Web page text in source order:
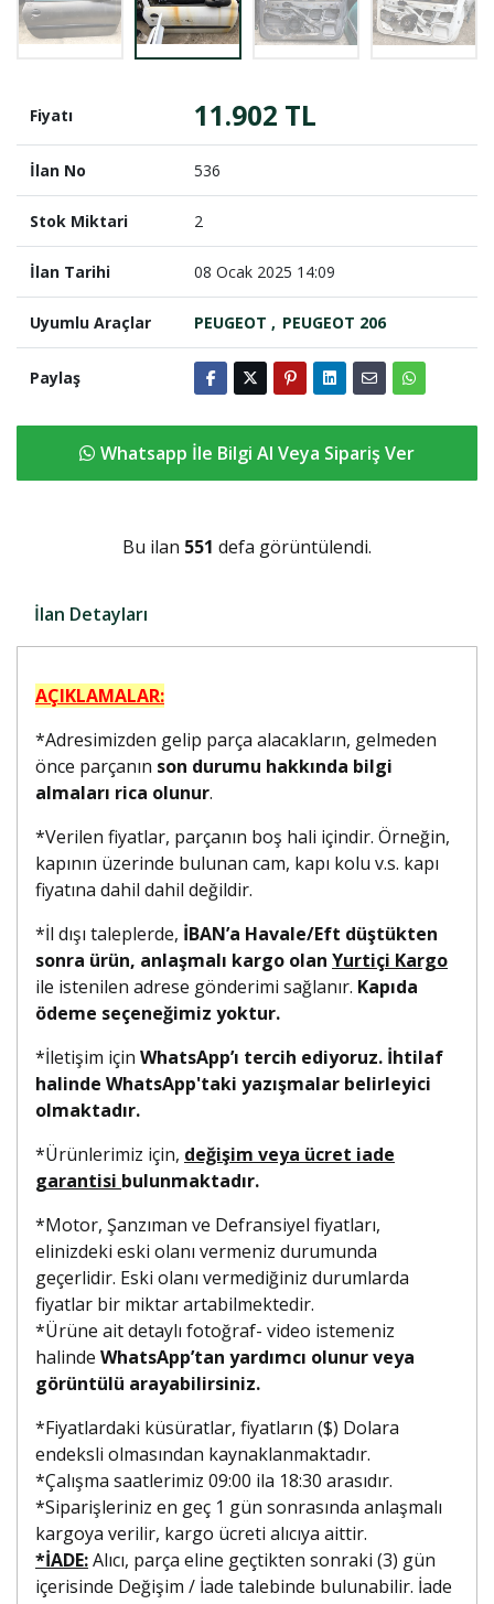
Fiyatı 11.902 TL
İlan No 536
Stok Miktari 2
İlan Tarihi 08 Ocak 2025 14:09
Uyumlu Araçlar PEUGEOT PEUGEOT 206
Paylaş
Whatsapp İle Bilgi Al Veya Sipariş Ver
Bu ilan 551 defa görüntülendi.
İlan Detayları
AÇIKLAMALAR:
*Adresimizden gelip parça alacakların, gelmeden
önce parçanın son durumu hakkında bilgi
almaları rica olunur.
*Verilen fiyatlar, parçanın boş hali içindir. Örneğin,
kapının üzerinde bulunan cam, kapı kolu v.s. kapı
fiyatına dahil dahil değildir.
*İl dışı taleplerde, İBAN’a Havale/Eft düştükten
sonra ürün, anlaşmalı kargo olan Yurtiçi Kargo
ile istenilen adrese gönderimi sağlanır. Kapıda
ödeme seçeneğimiz yoktur.
*İletişim için WhatsApp’ı tercih ediyoruz. İhtilaf
halinde WhatsApp'taki yazışmalar belirleyici
olmaktadır.
*Ürünlerimiz için, değişim veya ücret iade
garantisi bulunmaktadır.
*Motor, Şanzıman ve Defransiyel fiyatları,
elinizdeki eski olanı vermeniz durumunda
geçerlidir. Eski olanı vermediğiniz durumlarda
fiyatlar bir miktar artabilmektedir.
*Ürüne ait detaylı fotoğraf- video istemeniz
halinde WhatsApp’tan yardımcı olunur veya
görüntülü arayabilirsiniz.
*Fiyatlardaki küsüratlar, fiyatların ($) Dolara
endeksli olmasından kaynaklanmaktadır.
*Çalışma saatlerimiz 09:00 ila 18:30 arasıdır.
*Siparişleriniz en geç 1 gün sonrasında anlaşmalı
kargoya verilir, kargo ücreti alıcıya aittir.
*İADE:Alıcı, parça eline geçtikten sonraki (3) gün
içerisinde Değişim / İade talebinde bulunabilir. İade